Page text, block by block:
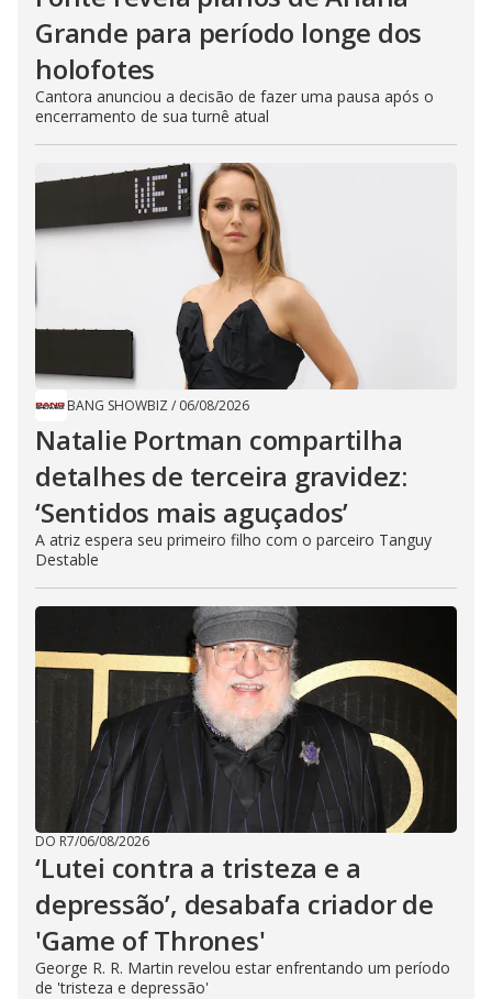
Grande para período longe dos
holofotes
Cantora anunciou a decisão de fazer uma pausa após o
encerramento de sua turnê atual
BANG SHOWBIZ / 06/08/2026
Natalie Portman compartilha
detalhes de terceira gravidez:
‘Sentidos mais aguçados’
A atriz espera seu primeiro filho com o parceiro Tanguy
Destable
DO R7/06/08/2026
‘Lutei contra a tristeza e a
depressão’, desabafa criador de
'Game of Thrones'
George R. R. Martin revelou estar enfrentando um período
de 'tristeza e depressão'